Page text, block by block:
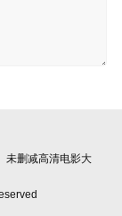
未删减高清电影大